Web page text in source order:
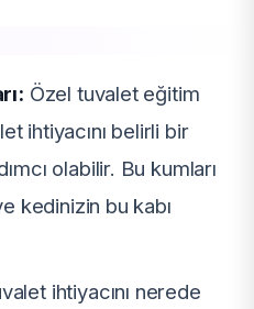
Özel tuvalet eğitim
ihtiyacını belirli bir
olabilir. Bu kumları
kedinizin bu kabı
ihtiyacını nerede